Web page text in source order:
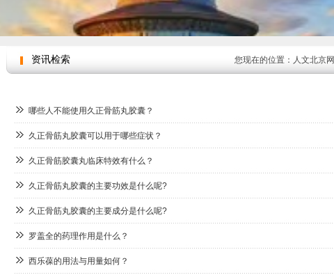
哪些人不能使用久正骨筋丸胶囊？
久正骨筋丸胶囊可以用于哪些症状？
久正骨筋胶囊丸临床特效有什么？
久正骨筋丸胶囊的主要功效是什么呢?
久正骨筋丸胶囊的主要成分是什么呢?
罗盖全的药理作用是什么？
西乐葆的用法与用量如何？
资讯检索 您现在的位置： 人文北京网